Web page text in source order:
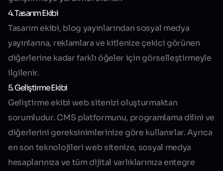
4. Tasarım Ekibi
Tasarım ekibi, blog yayınlarından sosyal medya
yayınlarına, reklamlara ve kitlenize çekici görünen
diğerlerine kadar farklı öğeler için görselleştirmeyle
ilgilenir.
5. Geliştirme Ekibi
Geliştirme ekibi web sitenizi oluşturmaktan
sorumludur. CMS platformunu, programlama dilini ve
diğerlerini gereksinimlerinize göre kullanırlar. Ayrıca
en son teknolojileri web sitenize, sosyal medya
hesaplarınıza ve tüm dijital varlıklarınıza entegre